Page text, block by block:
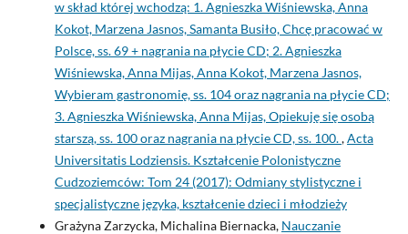
w skład której wchodzą: 1. Agnieszka Wiśniewska, Anna
Kokot, Marzena Jasnos, Samanta Busiło, Chcę pracować w
Polsce, ss. 69 + nagrania na płycie CD; 2. Agnieszka
Wiśniewska, Anna Mijas, Anna Kokot, Marzena Jasnos,
Wybieram gastronomię, ss. 104 oraz nagrania na płycie CD;
3. Agnieszka Wiśniewska, Anna Mijas, Opiekuję się osobą
starszą, ss. 100 oraz nagrania na płycie CD, ss. 100.,Acta
Universitatis Lodziensis. Kształcenie Polonistyczne
Cudzoziemców: Tom 24 (2017): Odmiany stylistyczne i
specjalistyczne języka, kształcenie dzieci i młodzieży
Grażyna Zarzycka, Michalina Biernacka, Nauczanie